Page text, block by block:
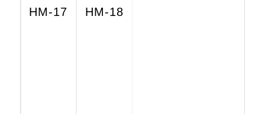
HM-17 HM-18